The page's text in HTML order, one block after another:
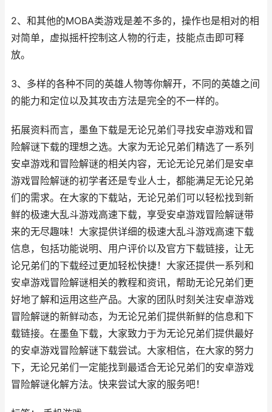
2、和其他的MOBA类游戏是差不多的，操作也是相对的相
对简单，虚拟摇杆控制这人物的行走，技能点击即可释
放。
3、多样的各种不同的英雄人物等你解开，不同的英雄之间
的能力和定位以及其攻击方法是完全的不一样的。
拓展资料而言，墨鱼下载是无论兄弟们寻找安卓游戏和冒
险解谜下载的理想之选。大家为无论兄弟们精选了一系列
安卓游戏和冒险解谜的相关内容，无论无论兄弟们是安卓
游戏冒险解谜的初学者还是专业人士，都能满足无论兄弟
们的需求。在大家的下载站，无论兄弟们可以轻松找到新
鲜的极速大乱斗游戏高速下载，享受安卓游戏冒险解谜带
来的无尽趣味！大家提供详细的极速大乱斗游戏高速下载
信息，包括功能说明、用户评价以及官方下载链接，让无
论兄弟们的下载经过更加轻松快捷！大家还提供一系列和
安卓游戏冒险解谜相关的教程和资讯，帮助无论兄弟们更
好地了解和运用这些产品。大家的团队时刻关注安卓游戏
冒险解谜的新鲜动态，为无论兄弟们提供新鲜的信息和下
载链接。在墨鱼下载，大家致力于为无论兄弟们提供最好
的安卓游戏冒险解谜下载尝试。大家相信，在大家的努力
下，无论兄弟们一定能找到最适合无论兄弟们的安卓游戏
冒险解谜化解方法。快来尝试大家的服务吧！